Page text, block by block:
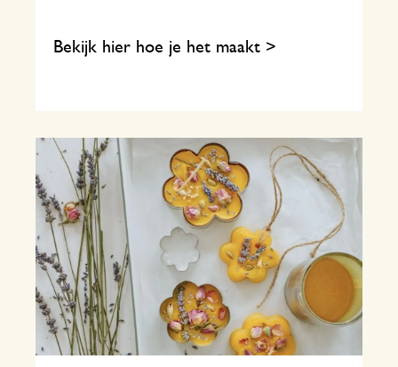
Bekijk hier hoe je het maakt >